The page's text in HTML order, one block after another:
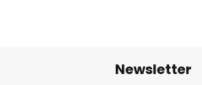
Newsletter